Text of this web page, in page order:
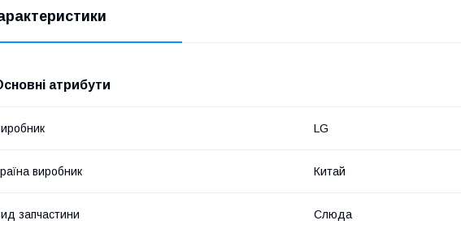
атрибути
LG
виробник Китай
запчастини Слюда